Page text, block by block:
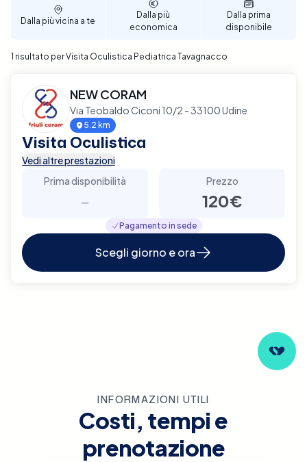
generale.
Dalla più vicina a te
Dalla più
economica
Dalla prima
disponibile
1 risultato per Visita Oculistica Pediatrica Tavagnacco
NEW CORAM
Via Teobaldo Ciconi 10/2 - 33100 Udine
5.2 km
Visita Oculistica
Vedi altre prestazioni
Prima disponibilità
-
Prezzo
120€
Pagamento in sede
Scegli giorno e ora
INFORMAZIONI UTILI
Costi, tempi e
prenotazione